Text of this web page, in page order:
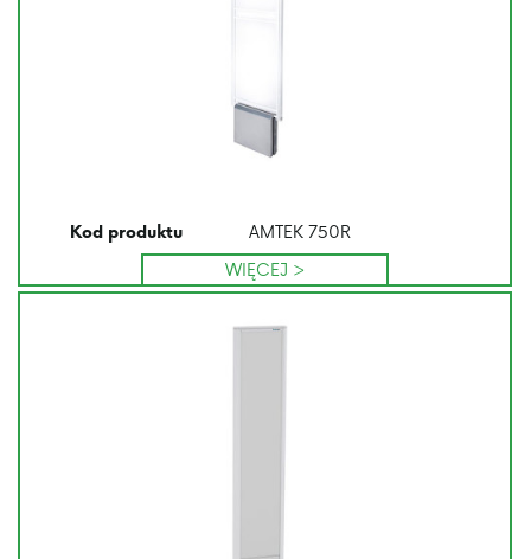
Kod produktu
AMTEK 750R
WIĘCEJ >